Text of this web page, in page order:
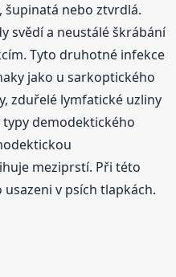
šupinatá nebo ztvrdlá.
svědí a neustálé škrábání
Tyto druhotné infekce
jako u sarkoptického
zduřelé lymfatické uzliny
demodektického
meziprstí. Při této
v psích tlapkách.